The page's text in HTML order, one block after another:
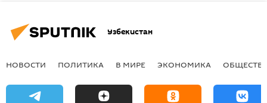
Узбекистан
НОВОСТИ ПОЛИТИКА В МИРЕ ЭКОНОМИКА